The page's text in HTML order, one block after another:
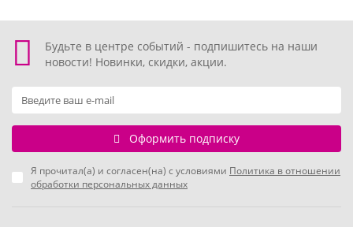
Тачки
Трансформеры
Три кота
Уэнсдей мрачная девочка
Фиксики
Будьте в центре событий - подпишитесь на наши
новости! Новинки, скидки, акции.
Оформить подписку
Я прочитал(а) и согласен(на) с условиями Политика в отношении
обработки персональных данных